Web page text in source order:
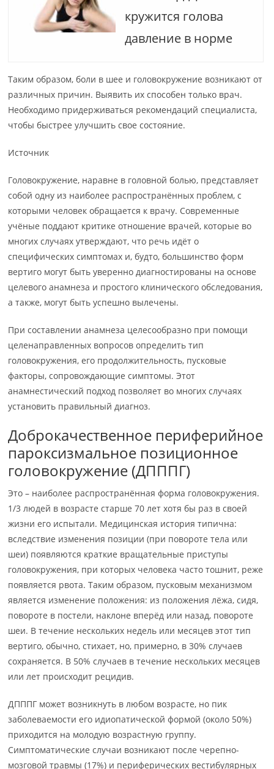
кружится голова
давление в норме
Таким образом, боли в шее и головокружение возникают от
различных причин. Выявить их способен только врач.
Необходимо придерживаться рекомендаций специалиста,
чтобы быстрее улучшить свое состояние.
Источник
Головокружение, наравне в головной болью, представляет
собой одну из наиболее распространённых проблем, с
которыми человек обращается к врачу. Современные
учёные поддают критике отношение врачей, которые во
многих случаях утверждают, что речь идёт о
специфических симптомах и, будто, большинство форм
вертиго могут быть уверенно диагностированы на основе
целевого анамнеза и простого клинического обследования,
а также, могут быть успешно вылечены.
При составлении анамнеза целесообразно при помощи
целенаправленных вопросов определить тип
головокружения, его продолжительность, пусковые
факторы, сопровождающие симптомы. Этот
анамнестический подход позволяет во многих случаях
установить правильный диагноз.
Доброкачественное периферийное
пароксизмальное позиционное
головокружение (ДПППГ)
Это – наиболее распространённая форма головокружения.
1/3 людей в возрасте старше 70 лет хотя бы раз в своей
жизни его испытали. Медицинская история типична:
вследствие изменения позиции (при повороте тела или
шеи) появляются краткие вращательные приступы
головокружения, при которых человека часто тошнит, реже
появляется рвота. Таким образом, пусковым механизмом
является изменение положения: из положения лёжа, сидя,
повороте в постели, наклоне вперёд или назад, повороте
шеи. В течение нескольких недель или месяцев этот тип
вертиго, обычно, стихает, но, примерно, в 30% случаев
сохраняется. В 50% случаев в течение нескольких месяцев
или лет происходит рецидив.
ДПППГ может возникнуть в любом возрасте, но пик
заболеваемости его идиопатической формой (около 50%)
приходится на молодую возрастную группу.
Симптоматические случаи возникают после черепно-
мозговой травмы (17%) и периферических вестибулярных